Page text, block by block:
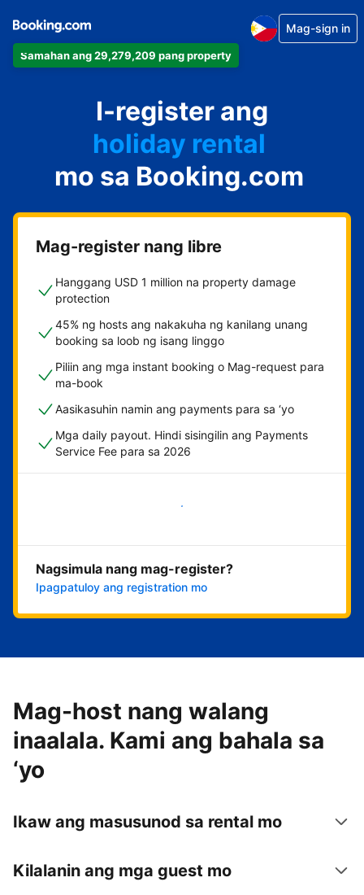
Samahan ang 29,279,209 pang property
Mag-sign in
I-register ang
apartment
hotel
holiday rental
guest house
bed and breakfast
mo sa Booking.com
Mag-register nang libre
Hanggang USD 1 million na property damage
protection
45% ng hosts ang nakakuha ng kanilang unang
booking sa loob ng isang linggo
Piliin ang mga instant booking o Mag-request para
ma-book
Aasikasuhin namin ang payments para sa ‘yo
Mga daily payout. Hindi sisingilin ang Payments
Service Fee para sa 2026
Magsimula na
Nagsimula nang mag-register?
Ipagpatuloy ang registration mo
Mag-host nang walang
inaalala. Kami ang bahala sa
‘yo
Ikaw ang masusunod sa rental mo
Kilalanin ang mga guest mo